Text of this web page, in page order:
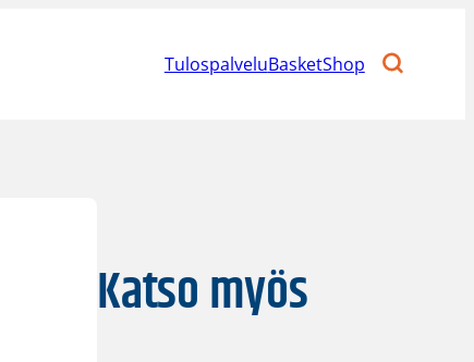
TulospalveluBasketShop
Katso myös